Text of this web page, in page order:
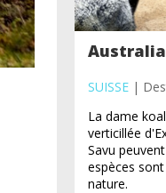
SUISSE |
La dame
verticillée
Savu
espèces
nature.